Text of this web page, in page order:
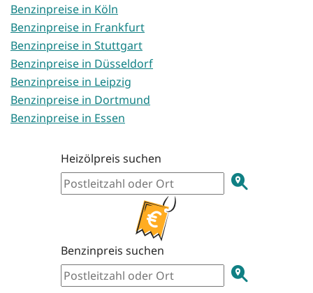
Benzinpreise in Köln
Benzinpreise in Frankfurt
Benzinpreise in Stuttgart
Benzinpreise in Düsseldorf
Benzinpreise in Leipzig
Benzinpreise in Dortmund
Benzinpreise in Essen
Heizölpreis suchen
Benzinpreis suchen